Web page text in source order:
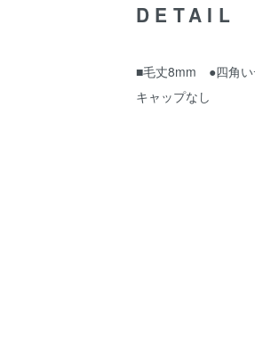
DETAIL
■毛丈8mm ●四角い
キャップなし